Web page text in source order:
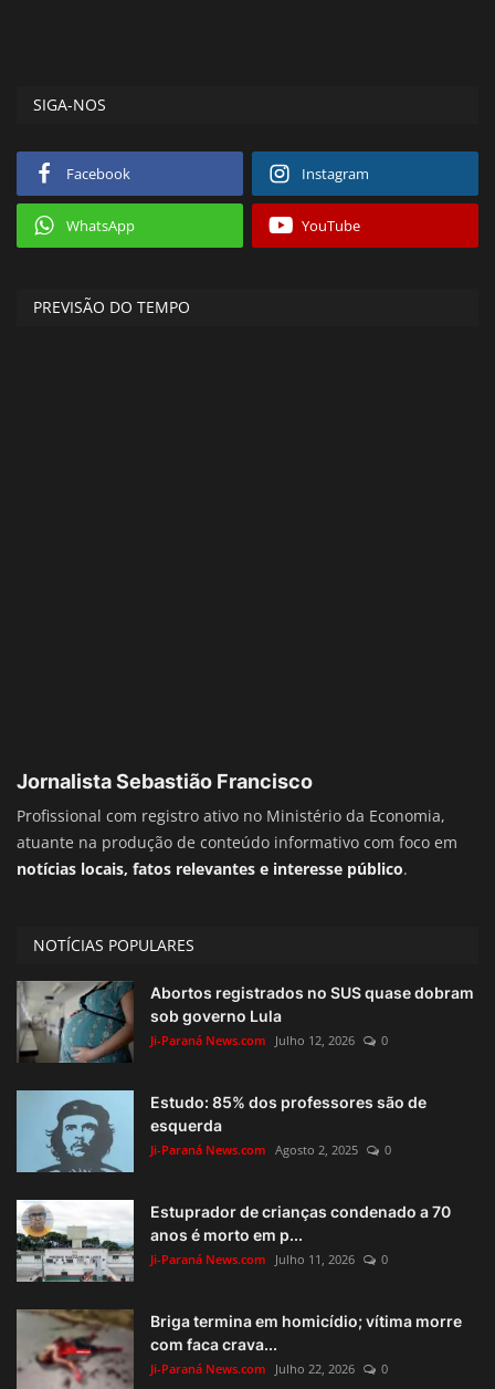
SIGA-NOS
Facebook Instagram
WhatsApp YouTube
PREVISÃO DO TEMPO
Jornalista Sebastião Francisco
Profissional com registro ativo no Ministério da Economia,
atuante na produção de conteúdo informativo com foco em
notícias locais, fatos relevantes e interesse público.
NOTÍCIAS POPULARES
Abortos registrados no SUS quase dobram
sob governo Lula
Ji-Paraná News.com Julho 12, 2026 0
Estudo: 85% dos professores são de
esquerda
Ji-Paraná News.com Agosto 2, 2025 0
Estuprador de crianças condenado a 70
anos é morto em p...
Ji-Paraná News.com Julho 11, 2026 0
Briga termina em homicídio; vítima morre
com faca crava...
Ji-Paraná News.com Julho 22, 2026 0